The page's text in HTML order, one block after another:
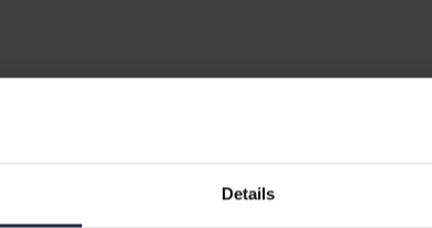
Details
enkel Dekbed
keuze voor wie op zoek is naar comfort en kwaliteit in
dekbed zorgt voor een aangename